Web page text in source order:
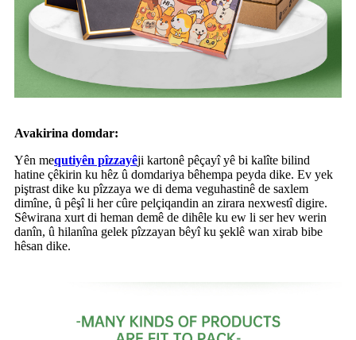
Avakirina domdar:
Yên mequtiyên pîzzayêji kartonê pêçayî yê bi kalîte bilind
hatine çêkirin ku hêz û domdariya bêhempa peyda dike. Ev yek
piştrast dike ku pîzzaya we di dema veguhastinê de saxlem
dimîne, û pêşî li her cûre pelçiqandin an zirara nexwestî digire.
Sêwirana xurt di heman demê de dihêle ku ew li ser hev werin
danîn, û hilanîna gelek pîzzayan bêyî ku şeklê wan xirab bibe
hêsan dike.